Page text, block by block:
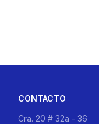
CONTACTO
Cra. 20 # 32a - 36